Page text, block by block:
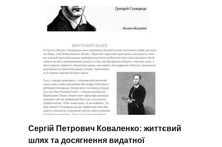
Сергій Петрович Коваленко: життєвий
шлях та досягнення видатної